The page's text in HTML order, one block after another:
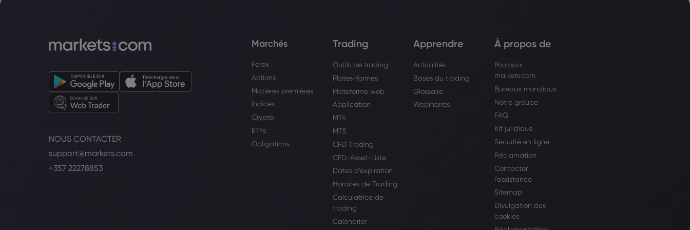
NOUS CONTACTER
support@markets.com
+357 22278853
Marchés
Forex
Actions
Matières premières
Indices
Crypto
ETFs
Obligations
Trading
Outils de trading
Plates-formes
Plateforme web
Application
MT4
MT5
CFD Trading
CFD-Asset-Liste
Dates d’expiration
Horaires de Trading
Calculatrice de
trading
Calendrier
Apprendre
Actualités
Bases du trading
Glossaire
Webinaires
À propos de
Pourquoi
markets.com
Bureaux mondiaux
Notre groupe
FAQ
Kit juridique
Sécurité en ligne
Réclamation
Contacter
l'assistance
Sitemap
Divulgation des
cookies